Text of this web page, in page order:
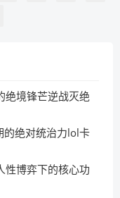
绝境锋芒逆战灭绝
的绝对统治力lol卡
性博弈下的核心功